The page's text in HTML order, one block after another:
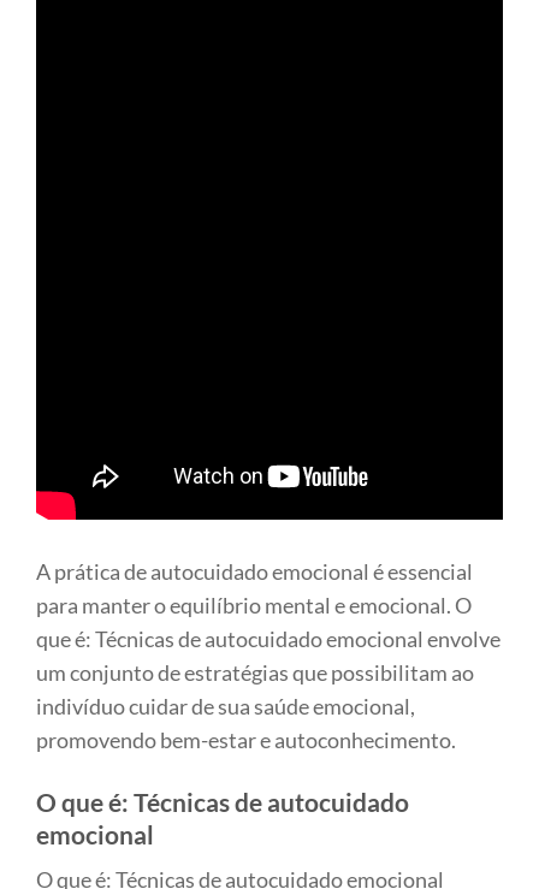
A prática de autocuidado emocional é essencial
para manter o equilíbrio mental e emocional. O
que é: Técnicas de autocuidado emocional envolve
um conjunto de estratégias que possibilitam ao
indivíduo cuidar de sua saúde emocional,
promovendo bem-estar e autoconhecimento.
O que é: Técnicas de autocuidado
emocional
O que é: Técnicas de autocuidado emocional